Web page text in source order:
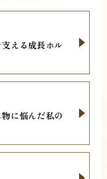
える成長ホル
に悩んだ私の